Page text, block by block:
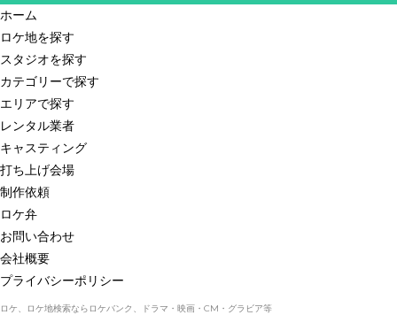
ホーム
ロケ地を探す
スタジオを探す
カテゴリーで探す
エリアで探す
レンタル業者
キャスティング
打ち上げ会場
制作依頼
ロケ弁
お問い合わせ
会社概要
プライバシーポリシー
ロケ、ロケ地検索ならロケバンク、ドラマ・映画・CM・グラビア等